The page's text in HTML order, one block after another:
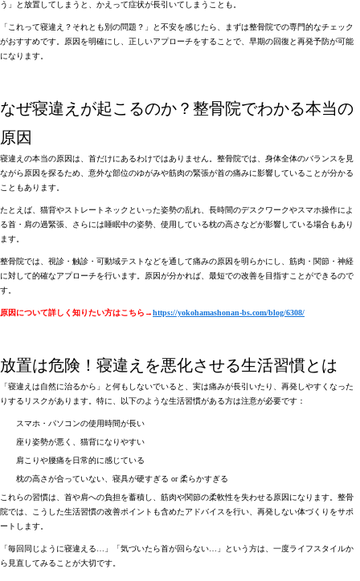
う」と放置してしまうと、かえって症状が長引いてしまうことも。
「これって寝違え？それとも別の問題？」と不安を感じたら、まずは整骨院での専門的なチェック
がおすすめです。原因を明確にし、正しいアプローチをすることで、早期の回復と再発予防が可能
になります。
なぜ寝違えが起こるのか？整骨院でわかる本当の
原因
寝違えの本当の原因は、首だけにあるわけではありません。整骨院では、身体全体のバランスを見
ながら原因を探るため、意外な部位のゆがみや筋肉の緊張が首の痛みに影響していることが分かる
こともあります。
たとえば、 猫背やストレートネックといった姿勢の乱れ、長時間のデスクワークやスマホ操作によ
る首・肩の過緊張、さらには睡眠中の姿勢、使用している枕の高さなどが影響している場合もあり
ます。
整骨院では、 視診・触診・可動域テストなどを通して痛みの原因を明らかにし、筋肉・関節・神経
に対して的確なアプローチを行います。原因が分かれば、最短での改善を目指すことができるので
す。
原因について詳しく知りたい方はこちら→https://yokohamashonan-bs.com/blog/6308/
放置は危険！寝違えを悪化させる生活習慣とは
「寝違えは自然に治るから」と何もしないでいると、実は痛みが長引いたり、再発しやすくなった
りするリスクがあります。特に、以下のような生活習慣がある方は注意が必要です：
スマホ・パソコンの使用時間が長い
座り姿勢が悪く、猫背になりやすい
肩こりや腰痛を日常的に感じている
枕の高さが合っていない、寝具が硬すぎる or 柔らかすぎる
これらの習慣は、首や肩への負担を蓄積し、筋肉や関節の柔軟性を失わせる原因になります。整骨
院では、 こうした生活習慣の改善ポイントも含めたアドバイスを行い、再発しない体づくりをサポ
ートします。
「毎回同じように寝違える…」「気づいたら首が回らない…」という方は、一度ライフスタイルか
ら見直してみることが大切です。